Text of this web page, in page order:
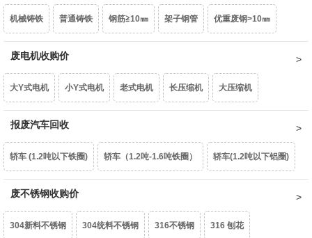
6082白料 2系白料 3系白料 5052白料 5083白料 7系白料
型材铝屑 光亮铝线
干净铝模板 活塞 机体 汽车轮毂 摩托车轮毂 机械生铝
民用生铝 国标生铝白料
熟铝屑铝水价
机械铸铁 普通铸铁 钢筋≧10㎜ 架子钢管 优重废钢>10㎜
重型废钢6-10㎜
油桶 镀锌铁片 干净彩钢瓦 轻薄料<0.8mm 钢丝绳
边角冲片 矽钢片
废电机收购价
大Y式电机 小Y式电机 老式电机 长压缩机 大压缩机
小压缩机 铝芯电机
家用铁壳水泵 家用铝壳水泵 鼓风机 家用电扇 家用台扇
SJ变压器 S9-50以下
废锡（63%） 机械镁
报废汽车回收
轿车 (1.2吨以下铁圈) 轿车（1.2吨-1.6吨铁圈） 轿车(1.2吨以下铝圈)
轿车（1.2吨-1.6吨铝圈）
面包车(铝圈) 皮卡车(铁圈) 皮卡车(铝圈) 柴油皮卡车（铁圈）
废不锈钢收购价
304新料不锈钢 304统料不锈钢 316不锈钢 316 刨花